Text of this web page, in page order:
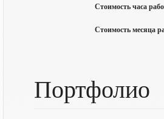
Стоимость часа
Стоимость месяца
Портфолио